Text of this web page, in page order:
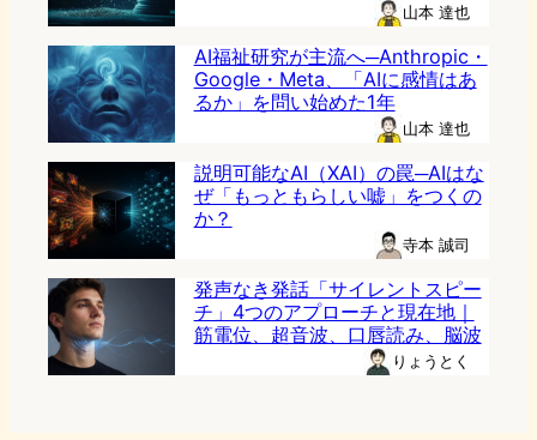
山本 達也
AI福祉研究が主流へ─Anthropic・
Google・Meta、「AIに感情はあ
るか」を問い始めた1年
山本 達也
説明可能なAI（XAI）の罠─AIはな
ぜ「もっともらしい嘘」をつくの
か？
寺本 誠司
発声なき発話「サイレントスピー
チ」4つのアプローチと現在地｜
筋電位、超音波、口唇読み、脳波
りょうとく